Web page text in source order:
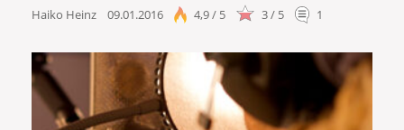
Haiko Heinz 09.01.2016 4,9 / 5 3 / 5 1